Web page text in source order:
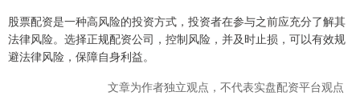
股票配资是一种高风险的投资方式，投资者在参与之前应充分了解其
法律风险。选择正规配资公司，控制风险，并及时止损，可以有效规
避法律风险，保障自身利益。
文章为作者独立观点，不代表实盘配资平台观点